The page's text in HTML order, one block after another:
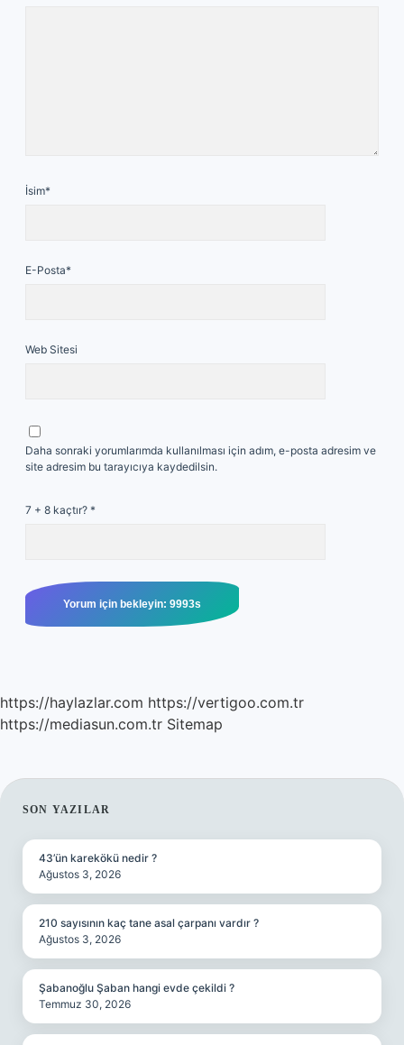
İsim*
E-Posta*
Web Sitesi
Daha sonraki yorumlarımda kullanılması için adım, e-posta adresim ve
site adresim bu tarayıcıya kaydedilsin.
7 + 8 kaçtır? *
https://haylazlar.com https://vertigoo.com.tr
https://mediasun.com.tr Sitemap
SIDEBAR
SON YAZILAR
43’ün karekökü nedir ?
Ağustos 3, 2026
210 sayısının kaç tane asal çarpanı vardır ?
Ağustos 3, 2026
Şabanoğlu Şaban hangi evde çekildi ?
Temmuz 30, 2026